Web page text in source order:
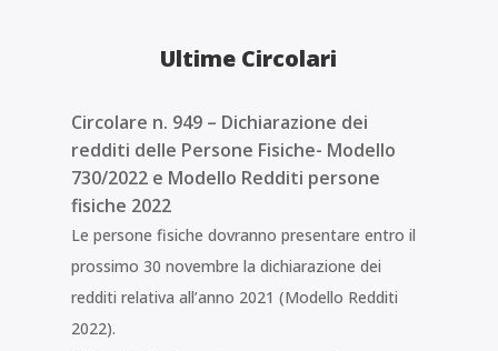
Ultime Circolari
Circolare n. 949 – Dichiarazione dei
redditi delle Persone Fisiche- Modello
730/2022 e Modello Redditi persone
fisiche 2022
Le persone fisiche dovranno presentare entro il
prossimo 30 novembre la dichiarazione dei
redditi relativa all’anno 2021 (Modello Redditi
2022).